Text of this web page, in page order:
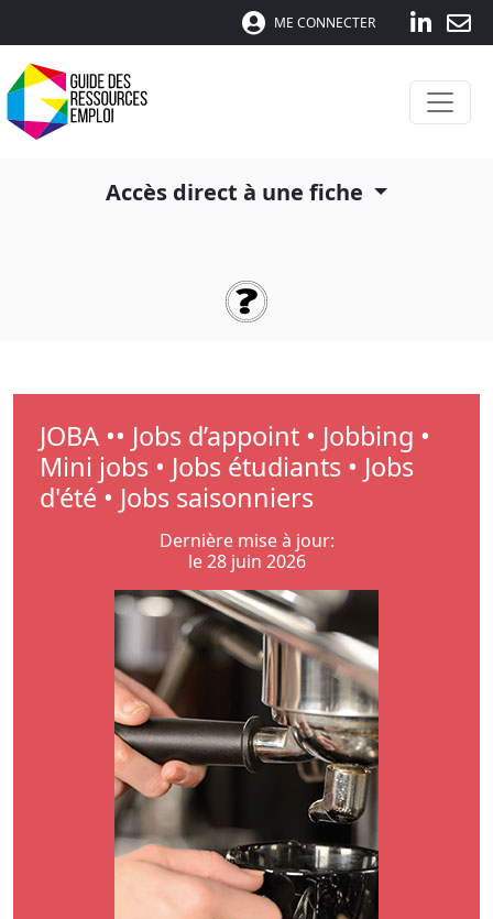
ME CONNECTER
Accès direct à une fiche
JOBA •• Jobs d’appoint • Jobbing •
Mini jobs • Jobs étudiants • Jobs
d'été • Jobs saisonniers
Dernière mise à jour:
le 28 juin 2026